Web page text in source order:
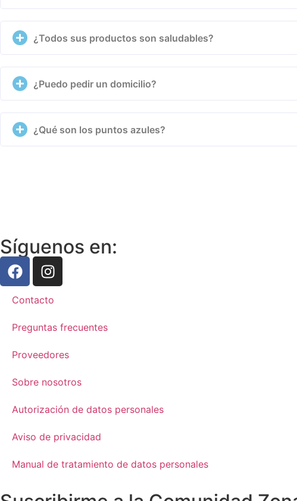
¿Todos sus productos son saludables?
¿Puedo pedir un domicilio?
¿Qué son los puntos azules?
Síguenos en:
Contacto
Preguntas frecuentes
Proveedores
Sobre nosotros
Autorización de datos personales
Aviso de privacidad
Manual de tratamiento de datos personales